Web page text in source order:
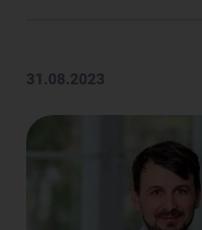
31.08.2023